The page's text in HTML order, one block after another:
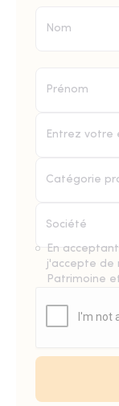
Catégorie
En
j'accepte de
Patrimoine